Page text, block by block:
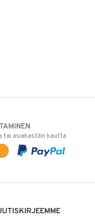
tai asiakastilin kautta